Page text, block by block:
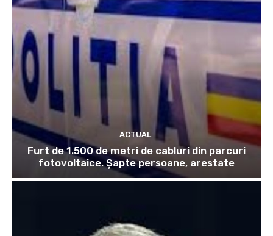
ACTUAL
Furt de 1.500 de metri de cabluri din parcuri
fotovoltaice. Șapte persoane, arestate